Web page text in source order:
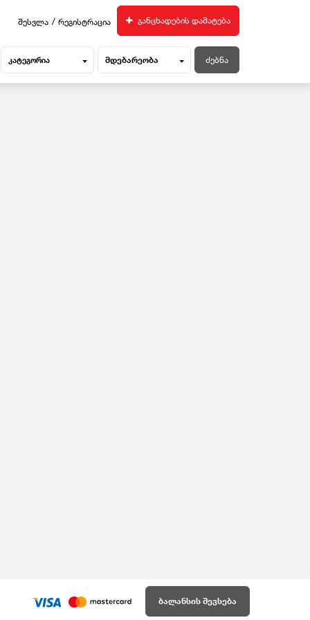
შესვლა / რეგისტრაცია განცხადების დამატება
კატეგორია მდებარეობა
ბალანსის შევსება